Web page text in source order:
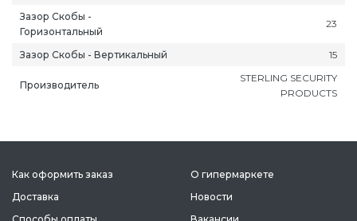
Зазор Скобы -
Горизонтальный
23
Зазор Скобы - Вертикальный 15
Производитель
STERLING SECURITY
PRODUCTS
Как оформить заказ
Доставка
О гипермаркете
Новости